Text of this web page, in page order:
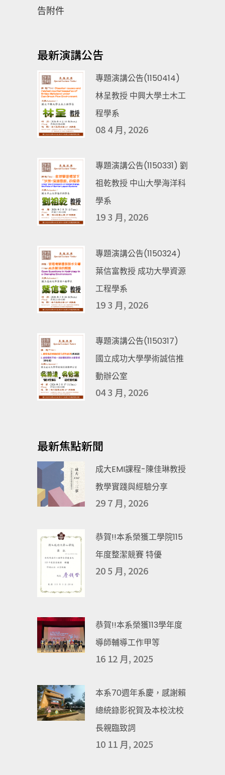
告附件
最新演講公告
專題演講公告(1150414)
林呈教授 中興大學土木工
程學系
08 4 月, 2026
專題演講公告(1150331) 劉
祖乾教授 中山大學海洋科
學系
19 3 月, 2026
專題演講公告(1150324)
葉信富教授 成功大學資源
工程學系
19 3 月, 2026
專題演講公告(1150317)
國立成功大學學術誠信推
動辦公室
04 3 月, 2026
最新焦點新聞
成大EMI課程-陳佳琳教授
教學實踐與經驗分享
29 7 月, 2026
恭賀!!本系榮獲工學院115
年度整潔競賽 特優
20 5 月, 2026
恭賀!!本系榮獲113學年度
導師輔導工作甲等
16 12 月, 2025
本系70週年系慶，感謝賴
總統錄影祝賀及本校沈校
長親臨致詞
10 11 月, 2025